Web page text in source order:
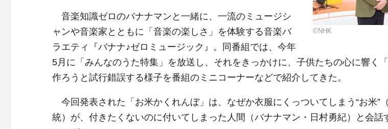
©NHK
音楽知識ゼロのバナナマンと一緒に、一流のミュージシ
ャンや音楽家とともに「音楽の楽しさ」を体験する音楽バ
ラエティ『バナナ♪ゼロミュージック』。同番組では、今年
5月に「みんなのうた特集」を放送し、それをきっかけに、子供たちの心に響く
作ろうと試行錯誤する様子を番組のミニコーナーなどで紹介してきた。
今回発表された「お米かくれんぼ」は、なぜか衣服にくっついてしまう“お米”
統）が、付きたくないのに付いてしまった人間（バナナマン・日村勇紀）と会話